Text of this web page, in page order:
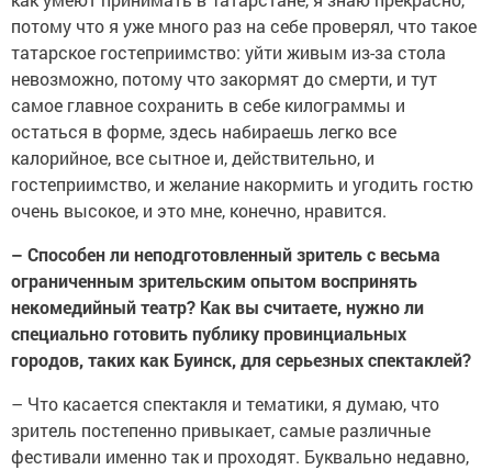
потому что я уже много раз на себе проверял, что такое
татарское гостеприимство: уйти живым из-за стола
невозможно, потому что закормят до смерти, и тут
самое главное сохранить в себе килограммы и
остаться в форме, здесь набираешь легко все
калорийное, все сытное и, действительно, и
гостеприимство, и желание накормить и угодить гостю
очень высокое, и это мне, конечно, нравится.
– Способен ли неподготовленный зритель с весьма
ограниченным зрительским опытом воспринять
некомедийный театр? Как вы считаете, нужно ли
специально готовить публику провинциальных
городов, таких как Буинск, для серьезных спектаклей?
– Что касается спектакля и тематики, я думаю, что
зритель постепенно привыкает, самые различные
фестивали именно так и проходят. Буквально недавно,